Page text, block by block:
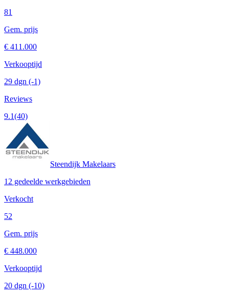
81
Gem. prijs
€ 411.000
Verkooptijd
29 dgn (-1)
Reviews
9.1(40)
Steendijk Makelaars
12 gedeelde werkgebieden
Verkocht
52
Gem. prijs
€ 448.000
Verkooptijd
20 dgn (-10)